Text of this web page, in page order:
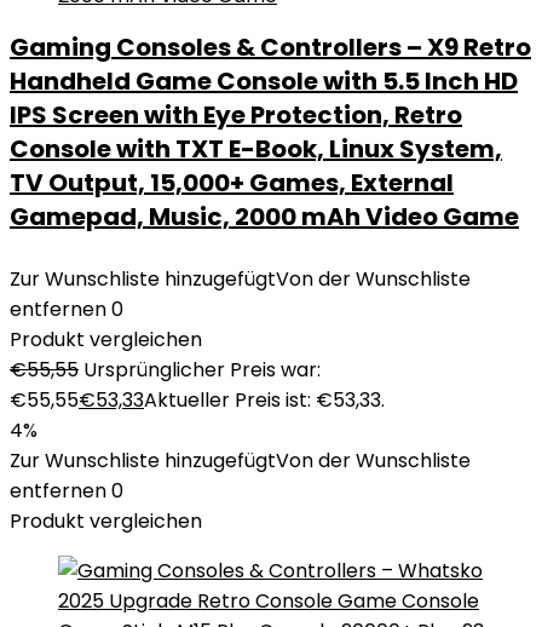
Gaming Consoles & Controllers – X9 Retro
Handheld Game Console with 5.5 Inch HD
IPS Screen with Eye Protection, Retro
Console with TXT E-Book, Linux System,
TV Output, 15,000+ Games, External
Gamepad, Music, 2000 mAh Video Game
Zur Wunschliste hinzugefügtVon der Wunschliste
entfernen0
Produkt vergleichen
€55,55 Ursprünglicher Preis war:
€55,55€53,33Aktueller Preis ist: €53,33.
4%
Zur Wunschliste hinzugefügtVon der Wunschliste
entfernen0
Produkt vergleichen